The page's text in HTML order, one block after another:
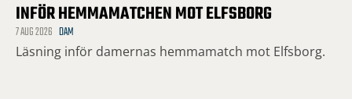
INFÖR HEMMAMATCHEN MOT ELFSBORG
7 AUG 2026 DAM
Läsning inför damernas hemmamatch mot Elfsborg.